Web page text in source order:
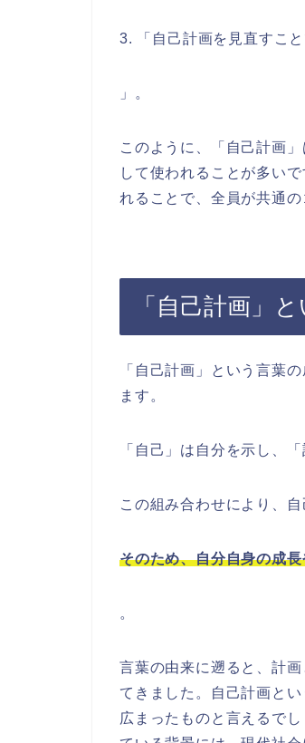
3. 「自己計画を見直すこ
」。
このように、「自己計画
して使われることが多い
れることで、全員が共通
「自己計画」
「自己計画」という言葉
ます。
「自己」は自分を示し、
この組み合わせにより、
そのため、自分自身の成
。
言葉の由来に遡ると、計
てきました。自己計画と
広まったものと言えるで